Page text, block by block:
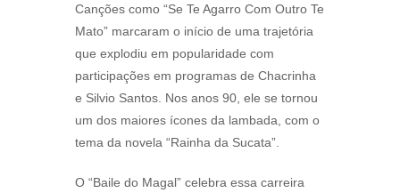
Canções como “Se Te Agarro Com Outro Te
Mato” marcaram o início de uma trajetória
que explodiu em popularidade com
participações em programas de Chacrinha
e Silvio Santos. Nos anos 90, ele se tornou
um dos maiores ícones da lambada, com o
tema da novela “Rainha da Sucata”.
O “Baile do Magal” celebra essa carreira